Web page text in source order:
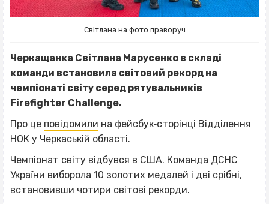
Світлана на фото праворуч
Черкащанка Світлана Марусенко в складі
команди встановила світовий рекорд на
чемпіонаті світу серед рятувальників
Firefighter Challenge.
Про це повідомили на фейсбук‐сторінці Відділення
НОК у Черкаській області.
Чемпіонат світу відбувся в США. Команда ДСНС
України виборола 10 золотих медалей і дві срібні,
встановивши чотири світові рекорди.